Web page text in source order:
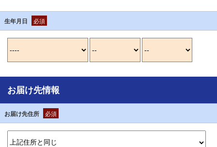
生年月日 必須
お届け先情報
お届け先住所 必須